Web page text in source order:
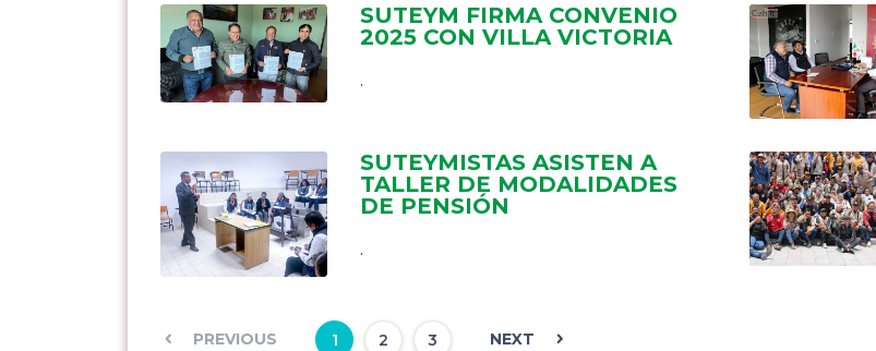
SUTEYM FIRMA CONVENIO
2025 CON VILLA VICTORIA
.
SUTEYMISTAS ASISTEN A
TALLER DE MODALIDADES
DE PENSIÓN
.
PREVIOUS 1 2 3 NEXT